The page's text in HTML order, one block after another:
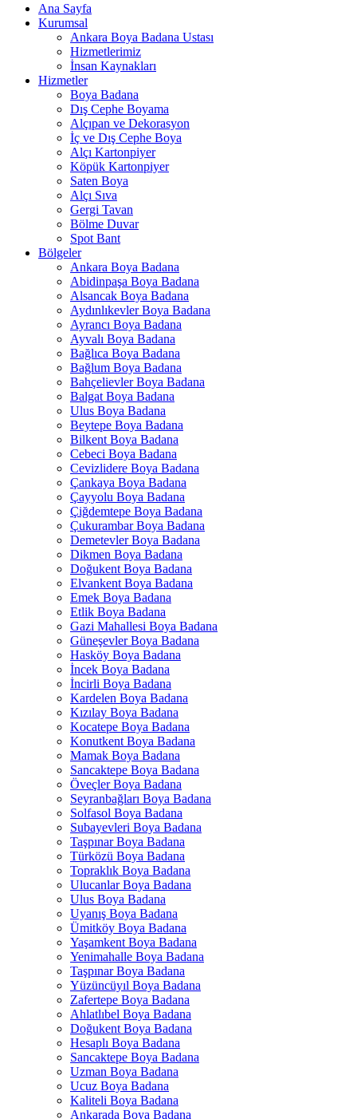
Ana Sayfa
Kurumsal
Ankara Boya Badana Ustası
Hizmetlerimiz
İnsan Kaynakları
Hizmetler
Boya Badana
Dış Cephe Boyama
Alçıpan ve Dekorasyon
İç ve Dış Cephe Boya
Alçı Kartonpiyer
Köpük Kartonpiyer
Saten Boya
Alçı Sıva
Gergi Tavan
Bölme Duvar
Spot Bant
Bölgeler
Ankara Boya Badana
Abidinpaşa Boya Badana
Alsancak Boya Badana
Aydınlıkevler Boya Badana
Ayrancı Boya Badana
Ayvalı Boya Badana
Bağlıca Boya Badana
Bağlum Boya Badana
Bahçelievler Boya Badana
Balgat Boya Badana
Ulus Boya Badana
Beytepe Boya Badana
Bilkent Boya Badana
Cebeci Boya Badana
Cevizlidere Boya Badana
Çankaya Boya Badana
Çayyolu Boya Badana
Çiğdemtepe Boya Badana
Çukurambar Boya Badana
Demetevler Boya Badana
Dikmen Boya Badana
Doğukent Boya Badana
Elvankent Boya Badana
Emek Boya Badana
Etlik Boya Badana
Gazi Mahallesi Boya Badana
Güneşevler Boya Badana
Hasköy Boya Badana
İncek Boya Badana
İncirli Boya Badana
Kardelen Boya Badana
Kızılay Boya Badana
Kocatepe Boya Badana
Konutkent Boya Badana
Mamak Boya Badana
Sancaktepe Boya Badana
Öveçler Boya Badana
Seyranbağları Boya Badana
Solfasol Boya Badana
Subayevleri Boya Badana
Taşpınar Boya Badana
Türközü Boya Badana
Topraklık Boya Badana
Ulucanlar Boya Badana
Ulus Boya Badana
Uyanış Boya Badana
Ümitköy Boya Badana
Yaşamkent Boya Badana
Yenimahalle Boya Badana
Taşpınar Boya Badana
Yüzüncüyıl Boya Badana
Zafertepe Boya Badana
Ahlatlıbel Boya Badana
Doğukent Boya Badana
Hesaplı Boya Badana
Sancaktepe Boya Badana
Uzman Boya Badana
Ucuz Boya Badana
Kaliteli Boya Badana
Ankarada Boya Badana